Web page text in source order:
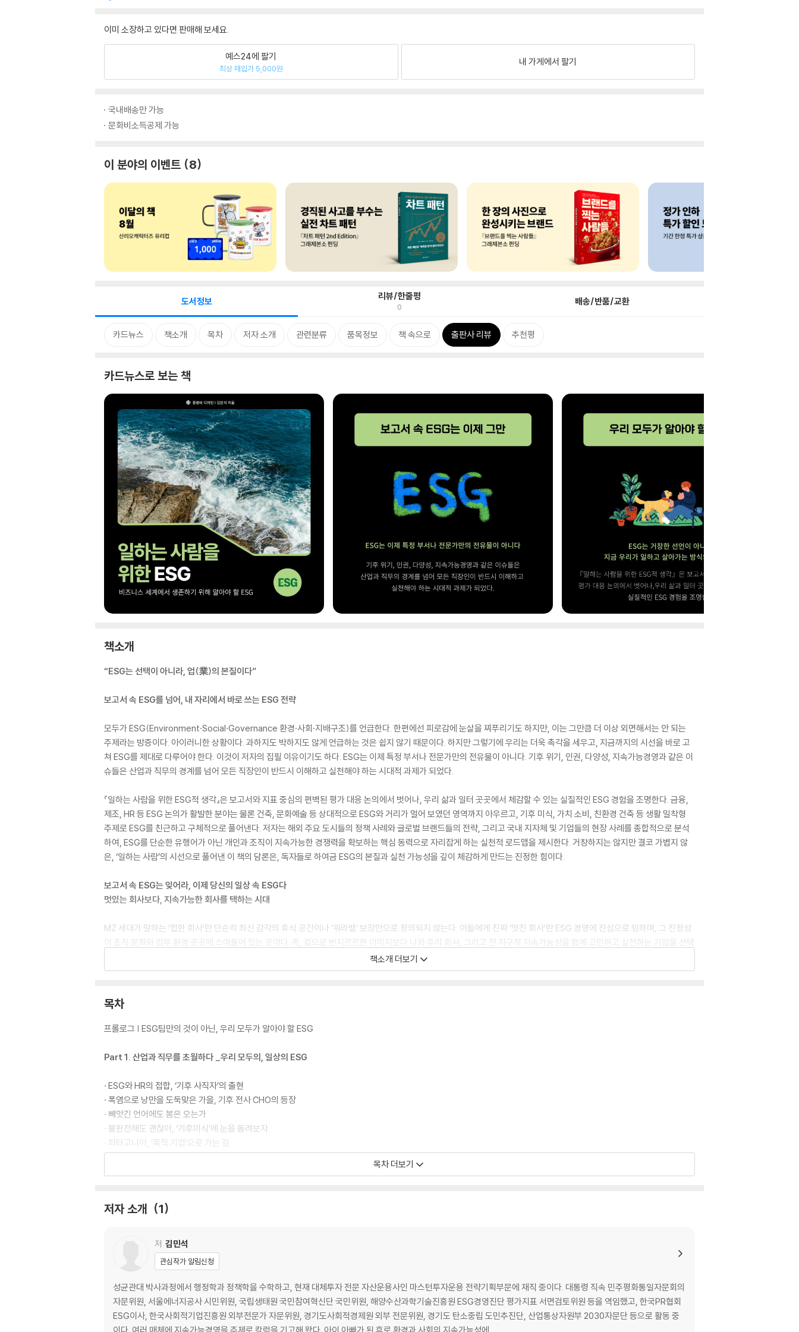
이미 소장하고 있다면 판매해 보세요.
예스24에 팔기
최상 매입가 5,000원
내 가게에서 팔기
국내배송만 가능
문화비소득공제 가능
이 분야의 이벤트 8
도서정보 리뷰/한줄평
0 배송/반품/교환
카드뉴스 책소개 목차 저자 소개 관련분류 품목정보 책 속으로 출판사 리뷰 추천평
카드뉴스로 보는 책
책소개
“ESG는 선택이 아니라, 업(業)의 본질이다”
보고서 속 ESG를 넘어, 내 자리에서 바로 쓰는 ESG 전략
모두가 ESG(Environment·Social·Governance 환경·사회·지배구조)를 언급한다. 한편에선 피로감에 눈살을 찌푸리기도 하지만, 이는 그만큼 더 이상 외면해서는 안 되는
주제라는 방증이다. 아이러니한 상황이다. 과하지도 박하지도 않게 언급하는 것은 쉽지 않기 때문이다. 하지만 그렇기에 우리는 더욱 촉각을 세우고, 지금까지의 시선을 바로 고
쳐 ESG를 제대로 다루어야 한다. 이것이 저자의 집필 이유이기도 하다. ESG는 이제 특정 부서나 전문가만의 전유물이 아니다. 기후 위기, 인권, 다양성, 지속가능경영과 같은 이
슈들은 산업과 직무의 경계를 넘어 모든 직장인이 반드시 이해하고 실천해야 하는 시대적 과제가 되었다.
『일하는 사람을 위한 ESG적 생각』은 보고서와 지표 중심의 편벽된 평가 대응 논의에서 벗어나, 우리 삶과 일터 곳곳에서 체감할 수 있는 실질적인 ESG 경험을 조명한다. 금융,
제조, HR 등 ESG 논의가 활발한 분야는 물론 건축, 문화예술 등 상대적으로 ESG와 거리가 멀어 보였던 영역까지 아우르고, 기후 미식, 가치 소비, 친환경 건축 등 생활 밀착형
주제로 ESG를 친근하고 구체적으로 풀어낸다. 저자는 해외 주요 도시들의 정책 사례와 글로벌 브랜드들의 전략, 그리고 국내 지자체 및 기업들의 현장 사례를 종합적으로 분석
하여, ESG를 단순한 유행어가 아닌 개인과 조직이 지속가능한 경쟁력을 확보하는 핵심 동력으로 자리잡게 하는 실천적 로드맵을 제시한다. 거창하지는 않지만 결코 가볍지 않
은, ‘일하는 사람’의 시선으로 풀어낸 이 책의 담론은, 독자들로 하여금 ESG의 본질과 실천 가능성을 깊이 체감하게 만드는 진정한 힘이다.
보고서 속 ESG는 잊어라, 이제 당신의 일상 속 ESG다
멋있는 회사보다, 지속가능한 회사를 택하는 시대
MZ 세대가 말하는 ‘힙한 회사’란 단순히 최신 감각의 휴식 공간이나 ‘워라밸’ 보장만으로 정의되지 않는다. 이들에게 진짜 ‘멋진 회사’란 ESG 경영에 진심으로 임하며, 그 진정성
이 조직 문화와 업무 환경 곳곳에 스며들어 있는 곳이다. 즉, 겉으로 번지르르한 이미지보다 나와 우리 회사, 그리고 전 지구적 지속가능성을 함께 고민하고 실천하는 기업을 선택
하는 것이다. 오늘날 기후 위기와 사회적 책임, 그리고 투명한 기업 지배구조의 변화는 더 이상 일부 산업이나 직무에 국한된 이슈가 아니라, 모든 일상의 현장에 지대한 영향을
끼치고 있다.
『일하는 사람을 위한 ESG적 생각』은 이처럼 시대의 핵심 화두인 ESG를 ‘기후 사직자(Climate Quitter)’라는 새로운 노동 트렌드부터, 환경과 맛을 동시에 잡는 대체육과 지속
다채로운 현장 사례와 최신 어젠다로 생생하게 풀어낸다. 저자는 ESG를 딱딱한 추상 개념에 머물지 않고, 산업별 혁신과 공간 디자인, 정책 변화, 그리고 개인의 태도 전환이라
시대 속에서 개인과 조직 모두가 반드시 체득해야 할 생존 전략이자, 미래를 여는 혁신의 핵심 키워드임을 설득력 있게 보여 준다.
책소개 더보기
목차
프롤로그 | ESG팀만의 것이 아닌, 우리 모두가 알아야 할 ESG
Part 1. 산업과 직무를 초월하다 _우리 모두의, 일상의 ESG
· ESG와 HR의 접합, ‘기후 사직자’의 출현
· 폭염으로 낭만을 도둑맞은 가을, 기후 전사 CHO의 등장
· 빼앗긴 언어에도 봄은 오는가
· 불완전해도 괜찮아, ‘기후미식’에 눈을 돌려보자
· 파타고니아, ‘목적 기업’으로 가는 길
· 공동 대응이냐 집단자살이냐, 그것이 문제로다
· 인권 문제가 된 기후위기, 이제 ESG는?
· 지속가능경영의 새로운 축, CSO의 전략적 위상과 역할
· ‘돈쭐’을 내버리는 바이콧 행렬의 표심: MZ 세대와 가치소비의 정치학
· 그린 잡, 보다 확장된 맥락으로 바라보기
· 로펌의 사회적 가치 실현과 지속가능성
Part 2. 공간에 ESG를 녹여내다 _지속가능경영 철학이 깃든 공간
목차 더보기
저자 소개 1
저 김민석
관심작가 알림신청
성균관대 박사과정에서 행정학과 정책학을 수학하고, 현재 대체투자 전문 자산운용사인 마스턴투자운용 전략기획부문에 재직 중이다. 대통령 직속 민주평화통일자문회의
자문위원, 서울에너지공사 시민위원, 국립생태원 국민참여혁신단 국민위원, 해양수산과학기술진흥원 ESG경영진단 평가지표 서면검토위원 등을 역임했고, 한국PR협회
ESG이사, 한국사회적기업진흥원 외부전문가 자문위원, 경기도사회적경제원 외부 전문위원, 경기도 탄소중립 도민추진단, 산업통상자원부 2030자문단 등으로 활동 중